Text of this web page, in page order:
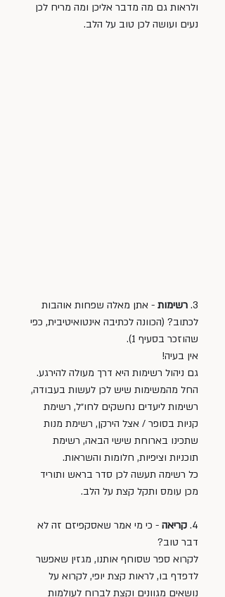
ולראות גם מה מדבר אליכן ומה מריח לכן
נעים ועושה לכן טוב על הלב.
3. רשימות - אתן מאלה שפחות אוהבות
לכתוב? (הכוונה לכתיבה אינטואיטיבית, כפי
שהוזכר בסעיף 1).
אין בעיה!
גם ניהול רשימות היא דרך מעולה להירגע.
החל מהמשימות שיש לכן לעשות בעבודה,
רשימות ליעדים נחשקים לחו״ל, רשימת
קניות בסופר / אצל הירקן, רשימת מנות
שתכינו בארוחת שישי הבאה, רשימת
תוכניות וציפיות, חלומות והשראות.
כל רשימה תעשה לכן סדר בראש ותוריד
מכן עומס ותקל קצת על הלב.
4. קריאה - כי מי אמר שאסקפיזם זה לא
דבר טוב?
לקרוא ספר שסוחף אותנו, מגזין שאפשר
לדפדף בו, לראות קצת יופי, לקרוא על
נושאים מגוונים וקצת לברוח לעולמות